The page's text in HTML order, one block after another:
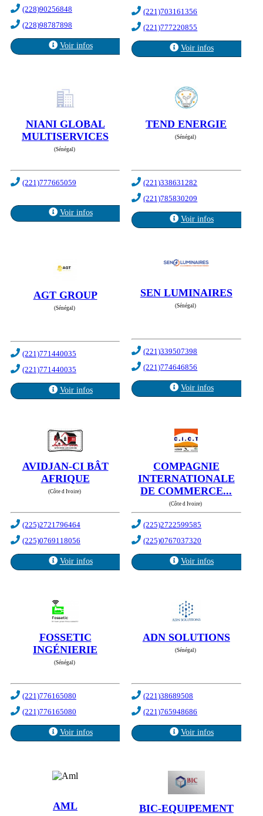
(228)90256848
(228)98787898
Voir infos
(221)703161356
(221)777220855
Voir infos
NIANI GLOBAL
MULTISERVICES
(Sénégal)
(221)777665059
Voir infos
TEND ENERGIE
(Sénégal)
(221)338631282
(221)785830209
Voir infos
AGT GROUP
(Sénégal)
(221)771440035
(221)771440035
Voir infos
SEN LUMINAIRES
(Sénégal)
(221)339507398
(221)774646856
Voir infos
AVIDJAN-CI BÂT
AFRIQUE
(Côte d Ivoire)
(225)2721796464
(225)0769118056
Voir infos
COMPAGNIE
INTERNATIONALE
DE COMMERCE...
(Côte d Ivoire)
(225)2722599585
(225)0767037320
Voir infos
FOSSETIC
INGÉNIERIE
(Sénégal)
(221)776165080
(221)776165080
Voir infos
ADN SOLUTIONS
(Sénégal)
(221)38689508
(221)765948686
Voir infos
AML
BIC-EQUIPEMENT